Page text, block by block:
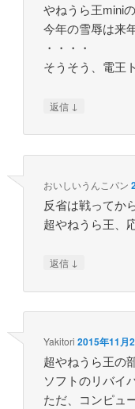
やねうら王mini
今年の雪辱は来
・・・・
そうそう、電王
返信 ↓
おいしいうんこパン
反省は戦ってか
超やねうら王、
返信 ↓
Yakitori 2015年11月
超やねうら王の
ソフトのリバイ
ただ、コンピュ